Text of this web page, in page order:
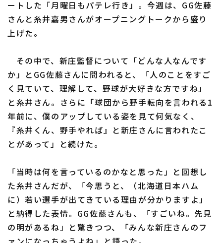
利用規約 プライバシーポリシー
特定商取引法の表示 アルバイト募集 （別ウィンドウで開く
ートした「月曜日もパテレ行き」。今週は、GG佐藤
さんと糸井嘉男さんがオープニングトークから盛り
上げた。
その中で、新庄監督について「どんな人なんです
か」とGG佐藤さんに問われると、「人のことをすご
く見ていて、理解して、野球が大好きな方ですね」
と糸井さん。さらに「球団から野手転向を言われる1
年前に、僕のアップしている姿を見て何気なく、
『糸井くん、野手やれば』と新庄さんに言われたこ
とがあって」と続けた。
「当時は何を言っているのかなと思った」と回想し
た糸井さんだが、「今思うと、（北海道日本ハム
に）若い選手が出てきている理由が分かりますよ」
と納得した表情。GG佐藤さんも、「すごいね。先見
の明があるね」と驚きつつ、「みんな新庄さんのフ